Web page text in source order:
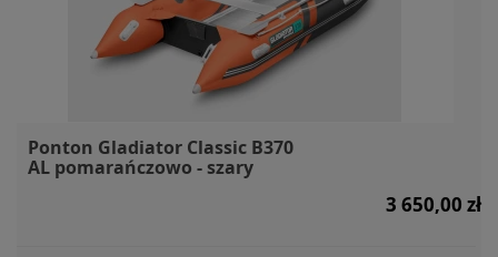
Ponton Gladiator Classic B370
AL pomarańczowo - szary
3 650,00 zł